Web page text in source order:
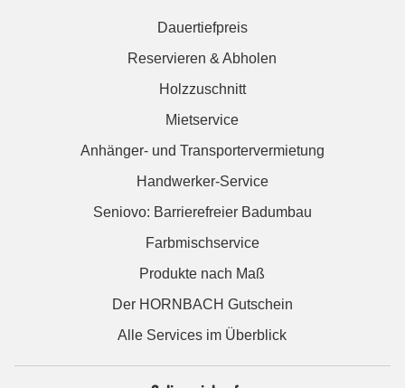
Dauertiefpreis
Reservieren & Abholen
Holzzuschnitt
Mietservice
Anhänger- und Transportervermietung
Handwerker-Service
Seniovo: Barrierefreier Badumbau
Farbmischservice
Produkte nach Maß
Der HORNBACH Gutschein
Alle Services im Überblick